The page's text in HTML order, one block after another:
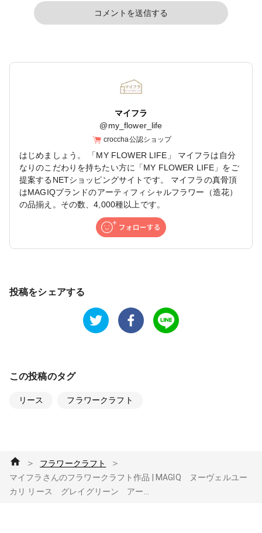
コメントを送信する
マイフラ
@my_flower_life
croccha公認ショップ
はじめましょう。 「MY FLOWER LIFE」 マイフラは自分
なりのこだわりを持ちたい方に「MY FLOWER LIFE」をご
提案するNETショッピングサイトです。 マイフラの真骨頂
はMAGIQブランドのアーティフィシャルフラワー（造花）
の品揃え。その数、4,000種以上です。
投稿をシェアする
この投稿のタグ
リース フラワークラフト
＞ フラワークラフト ＞
マイフラさんのフラワークラフト作品 | MAGIQ ヌーヴェルユー
カリ リース グレイグリーン アー...